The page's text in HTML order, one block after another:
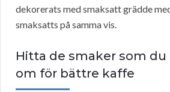
dekorerats med smaksatt grädde
smaksatts på samma vis.
Hitta de smaker som
om för bättre kaffe